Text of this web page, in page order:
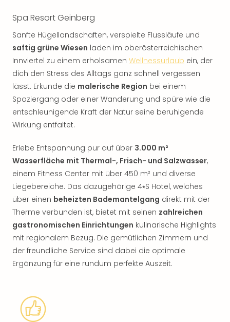
Spa Resort Geinberg
Sanfte Hügellandschaften, verspielte Flussläufe und
saftig grüne Wiesen laden im oberösterreichischen
Innviertel zu einem erholsamen Wellnessurlaub ein, der
dich den Stress des Alltags ganz schnell vergessen
lässt. Erkunde die malerische Region bei einem
Spaziergang oder einer Wanderung und spüre wie die
entschleunigende Kraft der Natur seine beruhigende
Wirkung entfaltet.
Erlebe Entspannung pur auf über 3.000 m²
Wasserfläche mit Thermal-, Frisch- und Salzwasser,
einem Fitness Center mit über 450 m² und diverse
Liegebereiche. Das dazugehörige 4⭑S Hotel, welches
über einen beheizten Bademantelgang direkt mit der
Therme verbunden ist, bietet mit seinen zahlreichen
gastronomischen Einrichtungen kulinarische Highlights
mit regionalem Bezug. Die gemütlichen Zimmern und
der freundliche Service sind dabei die optimale
Ergänzung für eine rundum perfekte Auszeit.